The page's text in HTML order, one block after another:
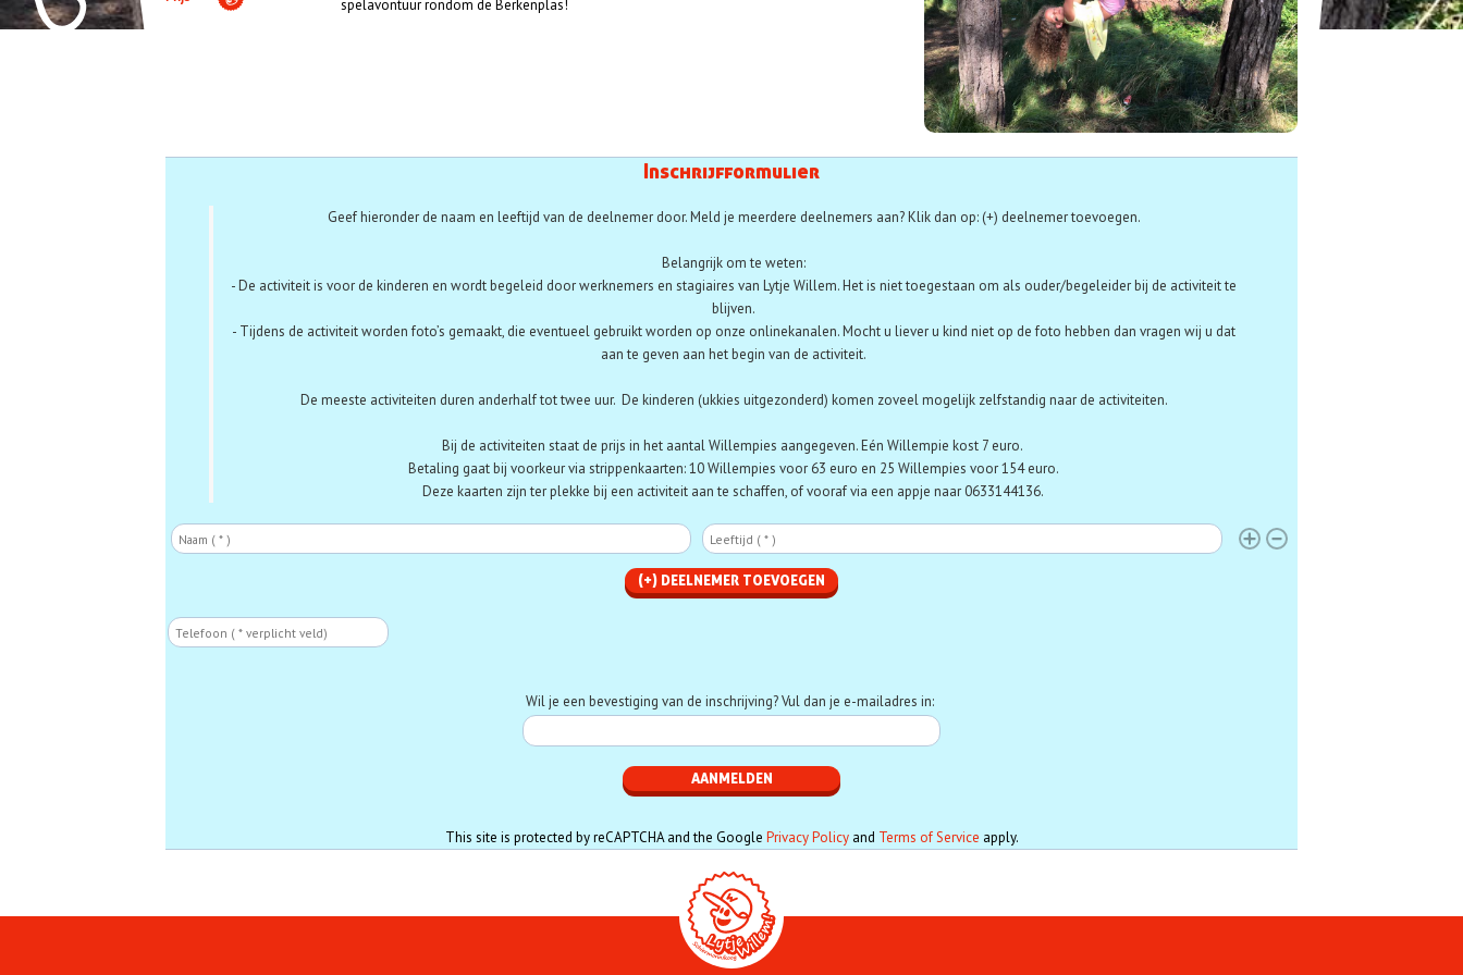
spelavontuur rondom de Berkenplas!
Inschrijfformulier
Geef hieronder de naam en leeftijd van de deelnemer door. Meld je meerdere deelnemers aan? Klik dan op: (+) deelnemer toevoegen.
Belangrijk om te weten:
- De activiteit is voor de kinderen en wordt begeleid door werknemers en stagiaires van Lytje Willem. Het is niet toegestaan om als ouder/begeleider bij de activiteit te
blijven.
- Tijdens de activiteit worden foto’s gemaakt, die eventueel gebruikt worden op onze onlinekanalen. Mocht u liever u kind niet op de foto hebben dan vragen wij u dat
aan te geven aan het begin van de activiteit.
De meeste activiteiten duren anderhalf tot twee uur. De kinderen (ukkies uitgezonderd) komen zoveel mogelijk zelfstandig naar de activiteiten.
Bij de activiteiten staat de prijs in het aantal Willempies aangegeven. Eén Willempie kost 7 euro.
Betaling gaat bij voorkeur via strippenkaarten:10 Willempies voor 63 euro en 25 Willempies voor 154 euro.
Deze kaarten zijn ter plekke bij een activiteit aan te schaffen, of vooraf via een appje naar 0633144136.
Deelnemer
Phone
Wil je een bevestiging van de inschrijving? Vul dan je e-mailadres in:
This site is protected by reCAPTCHA and the Google Privacy Policyand Terms of Service apply.